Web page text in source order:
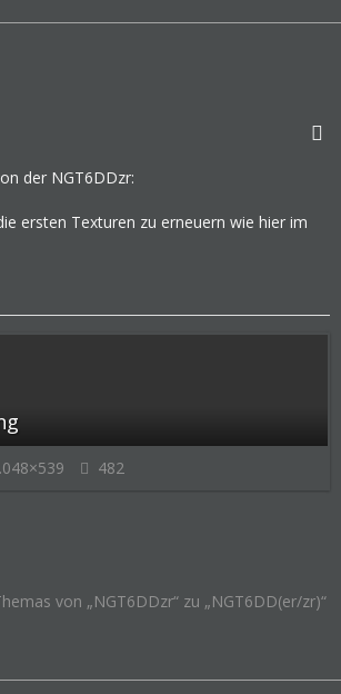
der NGT6DDzr:
ersten Texturen zu erneuern wie hier im
482
von „NGT6DDzr“ zu „NGT6DD(er/zr)“